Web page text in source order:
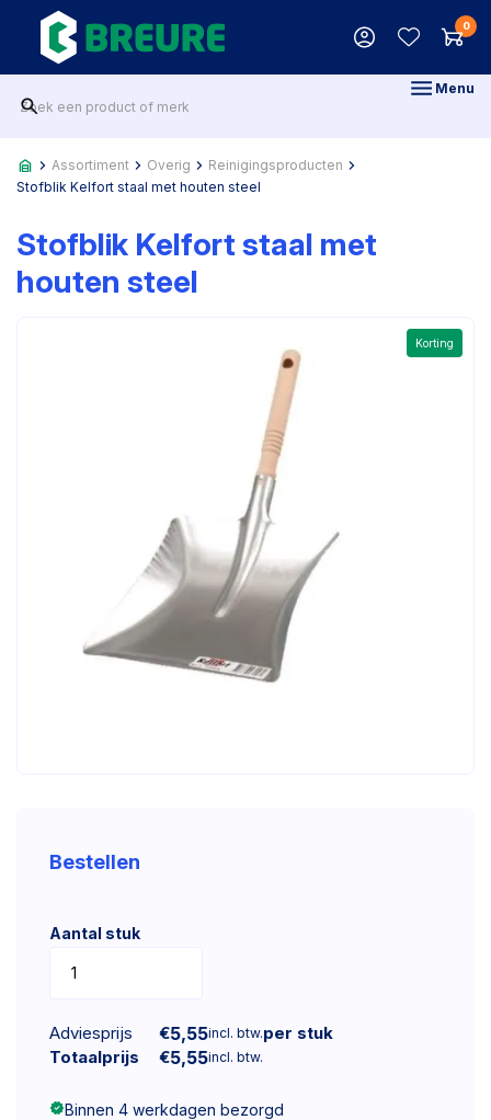
0
Menu
Assortiment Overig
Reinigingsproducten
Stofblik Kelfort staal met houten steel
Stofblik Kelfort staal met
houten steel
Korting
Bestellen
Aantal stuk
Adviesprijs €5,55incl. btw.per stuk
Totaalprijs
€5,55incl. btw.
Binnen 4 werkdagen bezorgd